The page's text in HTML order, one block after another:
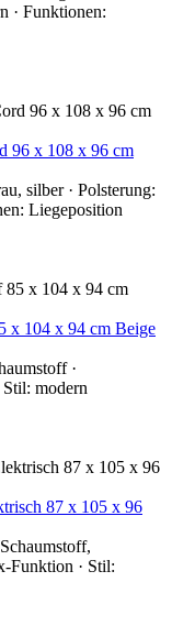
· Funktionen:
96 x 108 x 96 cm
silber · Polsterung:
Liegeposition
x 104 x 94 cm Beige
·
modern
87 x 105 x 96
Funktion · Stil: